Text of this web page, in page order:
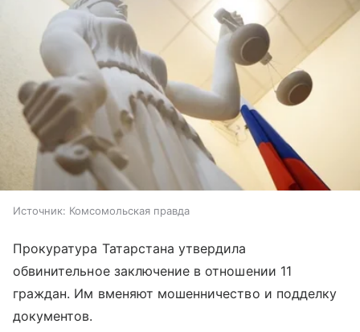
Источник: Комсомольская правда
Прокуратура Татарстана утвердила
обвинительное заключение в отношении 11
граждан. Им вменяют мошенничество и подделку
документов.